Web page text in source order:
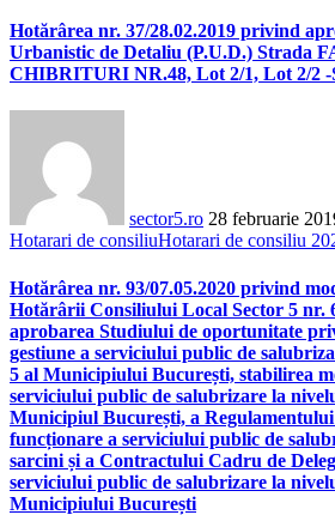
Hotărârea nr. 37/28.02.2019 privind
Urbanistic de Detaliu (P.U.D.) Strada
CHIBRITURI NR.48, Lot 2/1, Lot 2/2
sector5.ro 28 februarie
Hotarari de consiliuHotarari de consiliu
Hotărârea nr. 93/07.05.2020 privind
Hotărârii Consiliului Local Sector 5 nr.
aprobarea Studiului de oportunitate
gestiune a serviciului public de
5 al Municipiului București, stabilirea
serviciului public de salubrizare la
Municipiul București, a
funcționare a serviciului public de
sarcini și a Contractului Cadru de
serviciului public de salubrizare la
Municipiului București